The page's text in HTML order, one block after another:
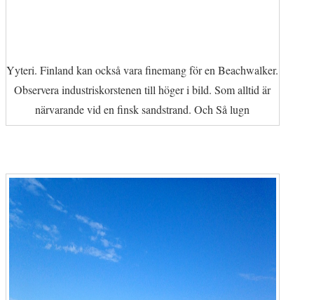
Yyteri. Finland kan också vara finemang för en Beachwalker.
Observera industriskorstenen till höger i bild. Som alltid är
närvarande vid en finsk sandstrand. Och Så lugn